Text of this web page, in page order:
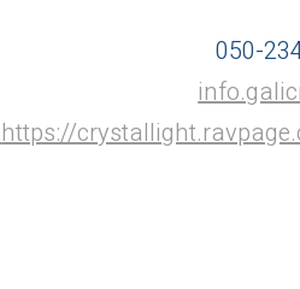
050-
https://